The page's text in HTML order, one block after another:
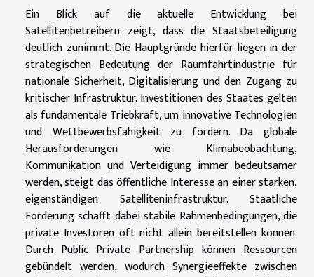
Ein Blick auf die aktuelle Entwicklung bei
Satellitenbetreibern zeigt, dass die Staatsbeteiligung
deutlich zunimmt. Die Hauptgründe hierfür liegen in der
strategischen Bedeutung der Raumfahrtindustrie für
nationale Sicherheit, Digitalisierung und den Zugang zu
kritischer Infrastruktur. Investitionen des Staates gelten
als fundamentale Triebkraft, um innovative Technologien
und Wettbewerbsfähigkeit zu fördern. Da globale
Herausforderungen wie Klimabeobachtung,
Kommunikation und Verteidigung immer bedeutsamer
werden, steigt das öffentliche Interesse an einer starken,
eigenständigen Satelliteninfrastruktur. Staatliche
Förderung schafft dabei stabile Rahmenbedingungen, die
private Investoren oft nicht allein bereitstellen können.
Durch Public Private Partnership können Ressourcen
gebündelt werden, wodurch Synergieeffekte zwischen